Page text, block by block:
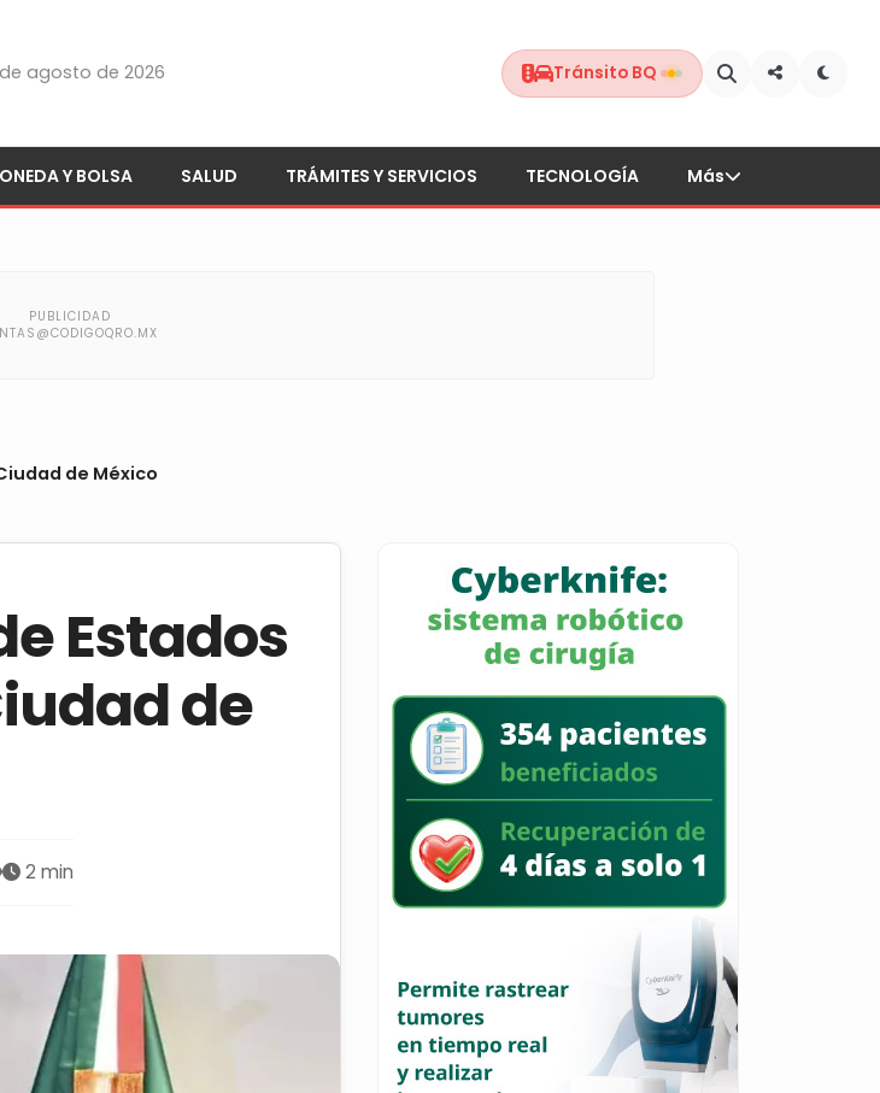
agosto de 2026 Tránsito BQ
Y BOLSA SALUD TRÁMITES Y SERVICIOS TECNOLOGÍA Más
de México
Estados
de
2 min